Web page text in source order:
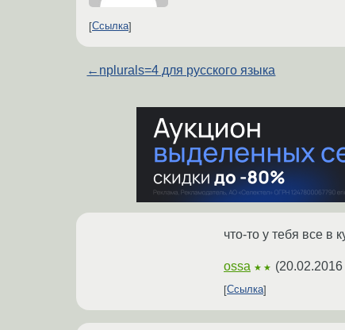
Ссылка
← nplurals=4 для русского языка
что-то у тебя все в
ossa ★★ (
Ссылка